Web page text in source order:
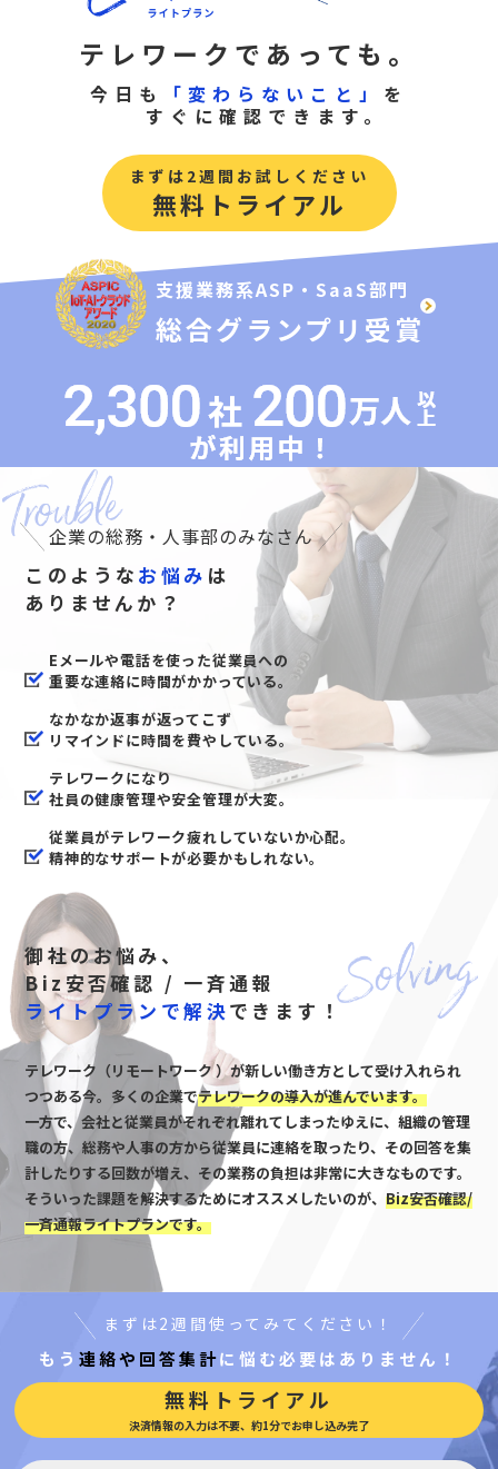
テレワークであっても。
今日も 「変わらないこと」 を
すぐに確認できます。
まずは2週間お試しください
無料トライアル
支援業務系ASP・SaaS部門
総合グランプリ受賞
企業の総務・人事部のみなさん
このような お悩み は
ありませんか？
Eメールや電話を使った従業員への
重要な連絡に時間がかかっている。
なかなか返事が返ってこず
リマインドに時間を費やしている。
テレワークになり
社員の健康管理や安全管理が大変。
従業員がテレワーク疲れしていないか心配。
精神的なサポートが必要かもしれない。
御社のお悩み、
Biz安否確認 / 一斉通報
ライトプランで解決できます！
テレワーク（リモートワーク ）が新しい働き方として受け入れられ
つつある今。多くの企業でテレワークの導入が進んでいます。
一方で、会社と従業員がそれぞれ離れてしまったゆえに、組織の管理
職の方、総務や人事の方から従業員に連絡を取ったり、その回答を集
計したりする回数が増え、その業務の負担は非常に大きなものです。
そういった課題を解決するためにオススメしたいのが、Biz安否確認/
一斉通報ライトプランです。
まずは2週間使ってみてください！
もう 連絡や回答集計に悩む必要はありません！
無料トライアル
決済情報の入力は不要、約1分でお申し込み完了